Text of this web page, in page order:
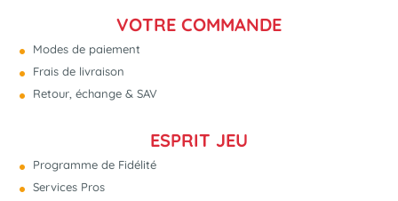
VOTRE COMMANDE
Modes de paiement
Frais de livraison
Retour, échange & SAV
ESPRIT JEU
Programme de Fidélité
Services Pros